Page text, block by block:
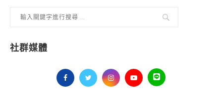
社群媒體